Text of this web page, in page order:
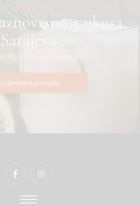
Posjetite nas
ukusa
Sarajeva
17, 71 000 Sarajevo, BiH
ponudu